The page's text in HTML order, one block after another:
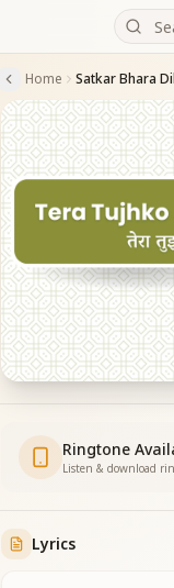
Home Satkar Bhara
Ringtone
Listen & download
Lyrics